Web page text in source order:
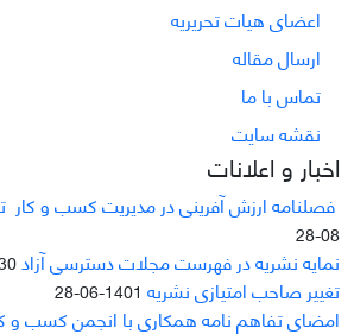
اعضای هیات تحریریه
ارسال مقاله
تماس با ما
نقشه سایت
اخبار و اعلانات
فصلنامه ارزش آفرینی در مدیریت کسب و کار
08-28
نمایه نشریه در فهرست مجلات دسترسی آزاد DOAJ
تغییر صاحب امتیازی نشریه 1401-06-28
امضای تفاهم نامه همکاری با انجمن کسب و